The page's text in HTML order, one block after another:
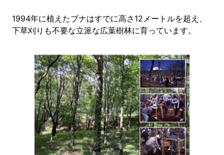
1994年に植えたブナはすでに高さ12メートルを超え、
下草刈りも不要な立派な広葉樹林に育っています。